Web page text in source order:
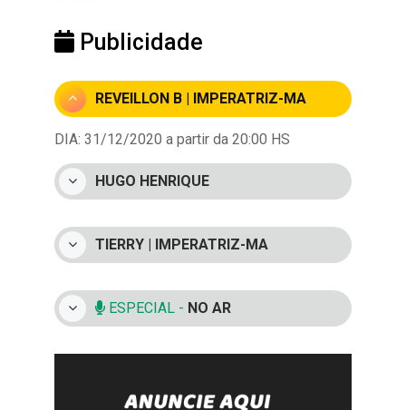
Publicidade
REVEILLON B | IMPERATRIZ-MA
DIA: 31/12/2020 a partir da 20:00 HS
HUGO HENRIQUE
TIERRY | IMPERATRIZ-MA
ESPECIAL - NO AR